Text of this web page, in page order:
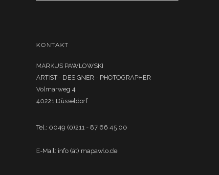
KONTAKT
MARKUS PAWLOWSKI
ARTIST - DESIGNER - PHOTOGRAPHER
Volmarweg 4
40221 Düsseldorf
Tel.: 0049 (0)211 - 87 66 45 00
E-Mail: info (ät) mapawlo.de